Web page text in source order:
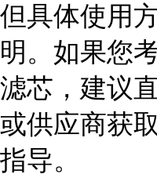
但具体使用
明。如果您
滤芯，建议
或供应商获
指导。